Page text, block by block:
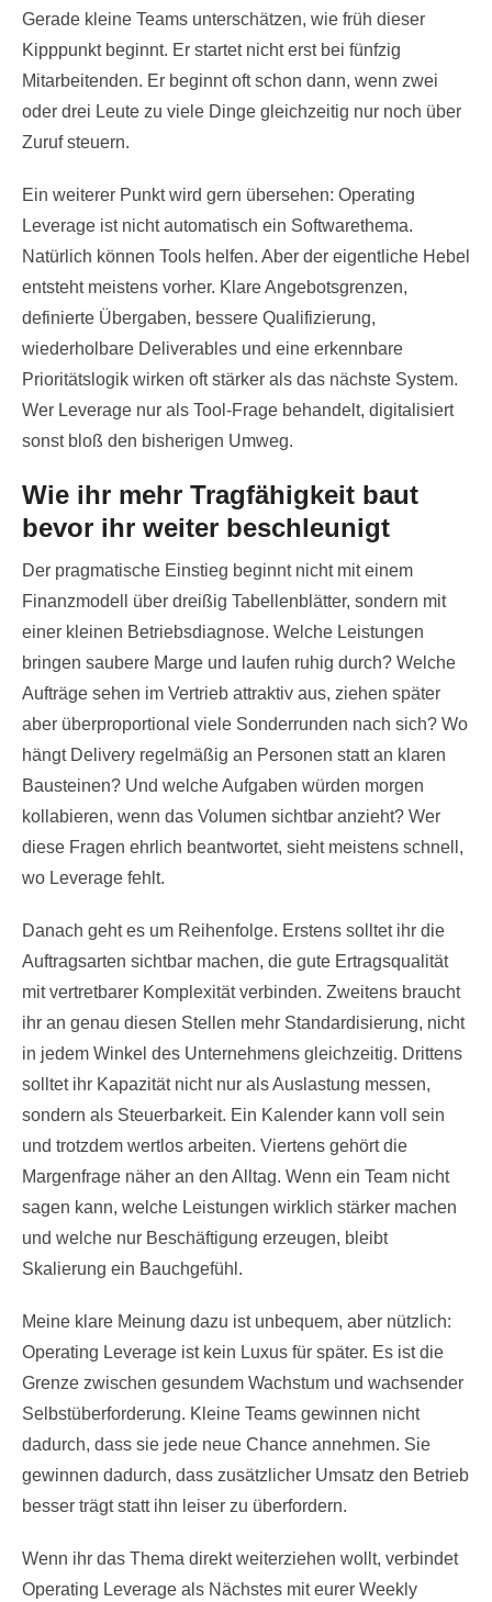
Gerade kleine Teams unterschätzen, wie früh dieser
Kipppunkt beginnt. Er startet nicht erst bei fünfzig
Mitarbeitenden. Er beginnt oft schon dann, wenn zwei
oder drei Leute zu viele Dinge gleichzeitig nur noch über
Zuruf steuern.
Ein weiterer Punkt wird gern übersehen: Operating
Leverage ist nicht automatisch ein Softwarethema.
Natürlich können Tools helfen. Aber der eigentliche Hebel
entsteht meistens vorher. Klare Angebotsgrenzen,
definierte Übergaben, bessere Qualifizierung,
wiederholbare Deliverables und eine erkennbare
Prioritätslogik wirken oft stärker als das nächste System.
Wer Leverage nur als Tool-Frage behandelt, digitalisiert
sonst bloß den bisherigen Umweg.
Wie ihr mehr Tragfähigkeit baut
bevor ihr weiter beschleunigt
Der pragmatische Einstieg beginnt nicht mit einem
Finanzmodell über dreißig Tabellenblätter, sondern mit
einer kleinen Betriebsdiagnose. Welche Leistungen
bringen saubere Marge und laufen ruhig durch? Welche
Aufträge sehen im Vertrieb attraktiv aus, ziehen später
aber überproportional viele Sonderrunden nach sich? Wo
hängt Delivery regelmäßig an Personen statt an klaren
Bausteinen? Und welche Aufgaben würden morgen
kollabieren, wenn das Volumen sichtbar anzieht? Wer
diese Fragen ehrlich beantwortet, sieht meistens schnell,
wo Leverage fehlt.
Danach geht es um Reihenfolge. Erstens solltet ihr die
Auftragsarten sichtbar machen, die gute Ertragsqualität
mit vertretbarer Komplexität verbinden. Zweitens braucht
ihr an genau diesen Stellen mehr Standardisierung, nicht
in jedem Winkel des Unternehmens gleichzeitig. Drittens
solltet ihr Kapazität nicht nur als Auslastung messen,
sondern als Steuerbarkeit. Ein Kalender kann voll sein
und trotzdem wertlos arbeiten. Viertens gehört die
Margenfrage näher an den Alltag. Wenn ein Team nicht
sagen kann, welche Leistungen wirklich stärker machen
und welche nur Beschäftigung erzeugen, bleibt
Skalierung ein Bauchgefühl.
Meine klare Meinung dazu ist unbequem, aber nützlich:
Operating Leverage ist kein Luxus für später. Es ist die
Grenze zwischen gesundem Wachstum und wachsender
Selbstüberforderung. Kleine Teams gewinnen nicht
dadurch, dass sie jede neue Chance annehmen. Sie
gewinnen dadurch, dass zusätzlicher Umsatz den Betrieb
besser trägt statt ihn leiser zu überfordern.
Wenn ihr das Thema direkt weiterziehen wollt, verbindet
Operating Leverage als Nächstes mit eurer Weekly